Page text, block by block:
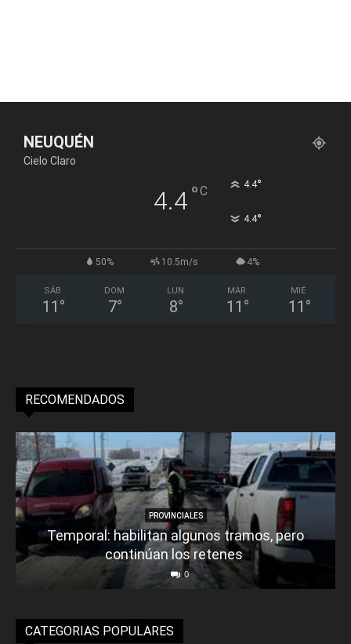
NEUQUÉN
Cielo Claro
4.4°C 4.4°
4.4°
50% 10.5m/s 4%
SÁB
11 °
DOM
7°
LUN
8°
MAR
11 °
MIÉ
11 °
RECOMENDADOS
PROVINCIALES
Temporal: habilitan algunos tramos, pero
continúan los retenes
0
CATEGORIAS POPULARES